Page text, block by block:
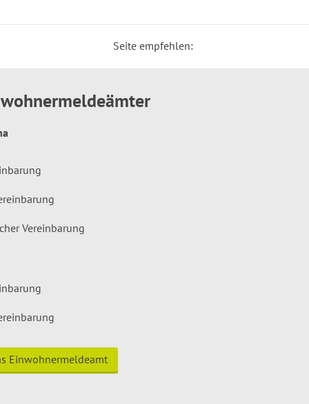
Seite empfehlen:
Vereinbarung
Einwohnermeldeamt